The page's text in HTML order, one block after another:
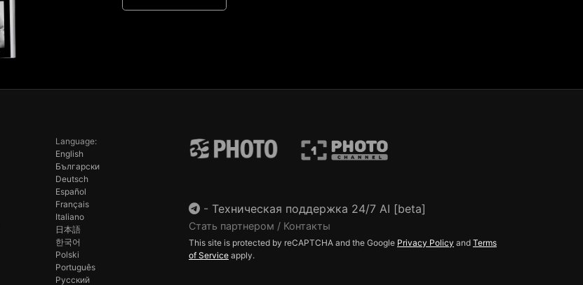
Language:
English
Български
Deutsch
Español
Français
Italiano
日本語
한국어
Polski
Português
Русский
- Техническая поддержка 24/7 AI [beta]
Стать партнером / Контакты
This site is protected by reCAPTCHA and the Google Privacy Policy and Terms
of Service apply.